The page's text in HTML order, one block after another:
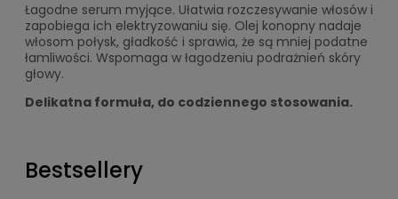
Łagodne serum myjące. Ułatwia rozczesywanie włosów i
zapobiega ich elektryzowaniu się. Olej konopny nadaje
włosom połysk, gładkość i sprawia, że są mniej podatne
łamliwości. Wspomaga w łagodzeniu podrażnień skóry
głowy.
Delikatna formuła, do codziennego stosowania.
Bestsellery